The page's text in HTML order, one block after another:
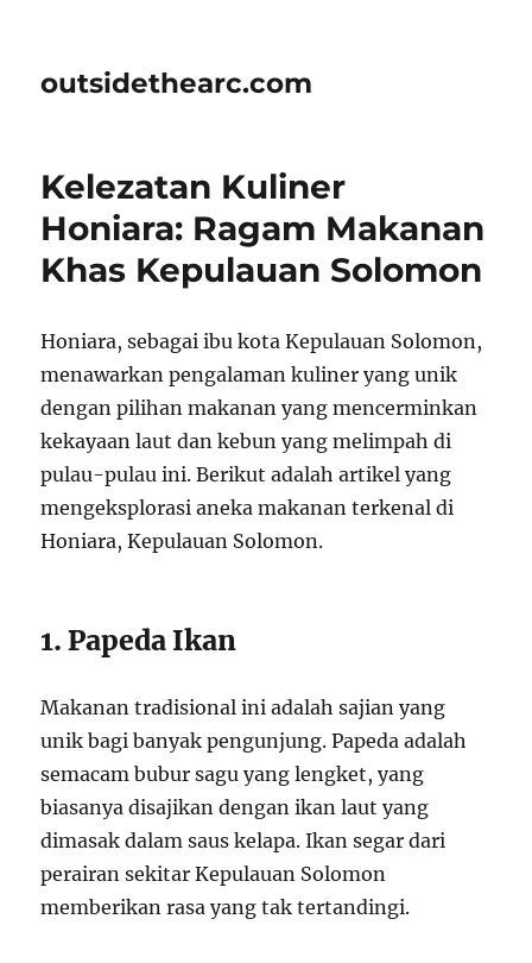
outsidethearc.com
Kelezatan Kuliner
Honiara: Ragam Makanan
Khas Kepulauan Solomon
Honiara, sebagai ibu kota Kepulauan Solomon,
menawarkan pengalaman kuliner yang unik
dengan pilihan makanan yang mencerminkan
kekayaan laut dan kebun yang melimpah di
pulau-pulau ini. Berikut adalah artikel yang
mengeksplorasi aneka makanan terkenal di
Honiara, Kepulauan Solomon.
1. Papeda Ikan
Makanan tradisional ini adalah sajian yang
unik bagi banyak pengunjung. Papeda adalah
semacam bubur sagu yang lengket, yang
biasanya disajikan dengan ikan laut yang
dimasak dalam saus kelapa. Ikan segar dari
perairan sekitar Kepulauan Solomon
memberikan rasa yang tak tertandingi.